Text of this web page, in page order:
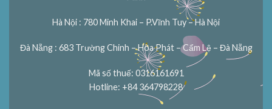
Hà Nội : 780 Minh Khai – P.Vĩnh Tuy – Hà Nội
Đà Nẵng : 683 Trường Chinh – Hòa Phát – Cẩm Lệ – Đà Nẵng
Mã số thuế: 0316161691
Hotline: +84 364798228